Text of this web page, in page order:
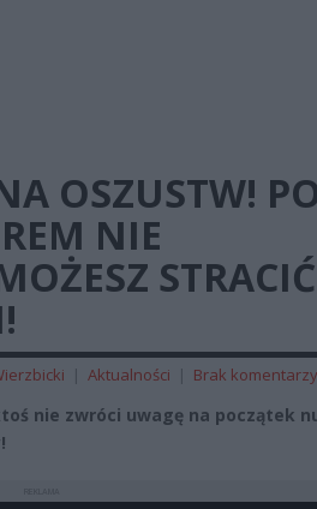
OSZUSTW!
NIE
STRACIĆ
| Aktualności | Brak komentarzy
nie zwróci uwagę na początek